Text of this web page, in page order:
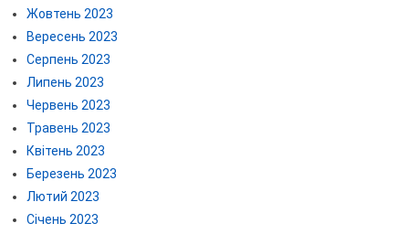
Жовтень 2023
Вересень 2023
Серпень 2023
Липень 2023
Червень 2023
Травень 2023
Квітень 2023
Березень 2023
Лютий 2023
Січень 2023